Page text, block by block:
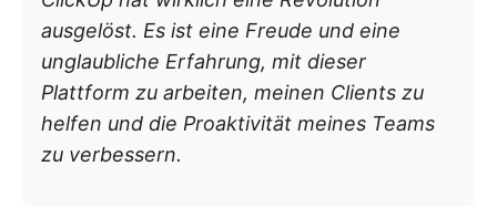
ausgelöst. Es ist eine Freude und eine
unglaubliche Erfahrung, mit dieser
Plattform zu arbeiten, meinen Clients zu
helfen und die Proaktivität meines Teams
zu verbessern.